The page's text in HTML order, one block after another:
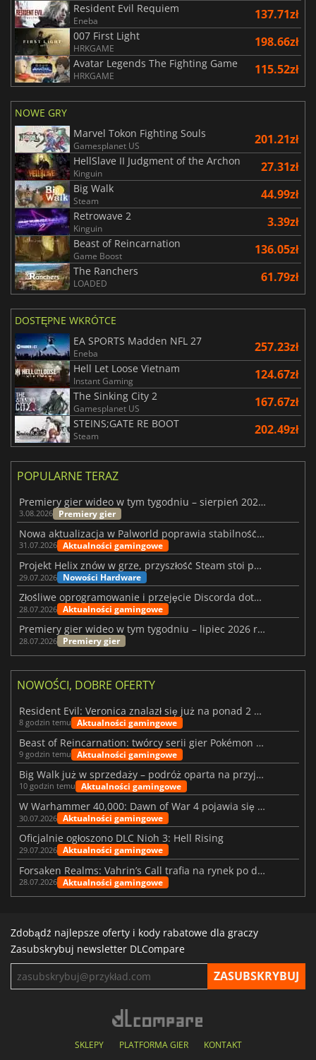
Resident Evil Requiem
Eneba 137.71zł
007 First Light
HRKGAME 198.66zł
Avatar Legends The Fighting Game
HRKGAME 115.52zł
NOWE GRY
Marvel Tokon Fighting Souls
Gamesplanet US 201.21zł
HellSlave II Judgment of the Archon
Kinguin 27.31zł
Big Walk
Steam 44.99zł
Retrowave 2
Kinguin 3.39zł
Beast of Reincarnation
Game Boost 136.05zł
The Ranchers
LOADED 61.79zł
DOSTĘPNE WKRÓTCE
EA SPORTS Madden NFL 27
Eneba 257.23zł
Hell Let Loose Vietnam
Instant Gaming 124.67zł
The Sinking City 2
Gamesplanet US 167.67zł
STEINS;GATE RE BOOT
Steam 202.49zł
POPULARNE TERAZ
Premiery gier wideo w tym tygodniu – sierpień 2026 r. (32. tydzień)
3.08.2026 Premiery gier
Nowa aktualizacja w Palworld poprawia stabilność Sunreach i walk z bossami
31.07.2026 Aktualności gamingowe
Projekt Helix znów w grze, przyszłość Steam stoi pod znakiem zapytania
29.07.2026 Nowości Hardware
Złośliwe oprogramowanie i przejęcie Discorda dotknęły Meccha Chameleon
28.07.2026 Aktualności gamingowe
Premiery gier wideo w tym tygodniu – lipiec 2026 r. (tydzień 31)
28.07.2026 Premiery gier
NOWOŚCI, DOBRE OFERTY
Resident Evil: Veronica znalazł się już na ponad 2 milionach list życzeń
8 godzin temu Aktualności gamingowe
Beast of Reincarnation: twórcy serii gier Pokémon wkraczają na nową ścieżkę
9 godzin temu Aktualności gamingowe
Big Walk już w sprzedaży – podróż oparta na przyjaźni
10 godzin temu Aktualności gamingowe
W Warhammer 40,000: Dawn of War 4 pojawia się frakcja Nekronów
30.07.2026 Aktualności gamingowe
Oficjalnie ogłoszono DLC Nioh 3: Hell Rising
29.07.2026 Aktualności gamingowe
Forsaken Realms: Vahrin’s Call trafia na rynek po dziesięciu latach prac
28.07.2026 Aktualności gamingowe
Zdobądź najlepsze oferty i kody rabatowe dla graczy
Zasubskrybuj newsletter DLCompare
SKLEPY PLATFORMA GIER KONTAKT